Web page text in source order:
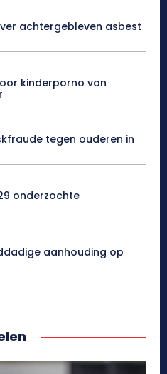
achtergebleven asbest
kinderporno van
tegen ouderen in
onderzochte
aanhouding op